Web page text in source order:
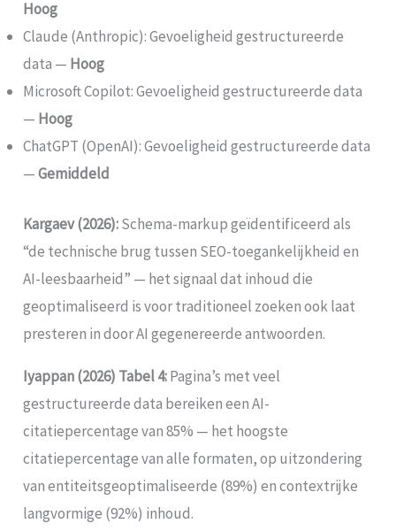
Hoog
Claude (Anthropic): Gevoeligheid gestructureerde
data — Hoog
Microsoft Copilot: Gevoeligheid gestructureerde data
— Hoog
ChatGPT (OpenAI): Gevoeligheid gestructureerde data
—Gemiddeld
Kargaev (2026):Schema-markup geïdentificeerd als
“de technische brug tussen SEO-toegankelijkheid en
AI-leesbaarheid” — het signaal dat inhoud die
geoptimaliseerd is voor traditioneel zoeken ook laat
presteren in door AI gegenereerde antwoorden.
Iyappan (2026) Tabel 4:Pagina’s met veel
gestructureerde data bereiken een AI-
citatiepercentage van 85% — het hoogste
citatiepercentage van alle formaten, op uitzondering
van entiteitsgeoptimaliseerde (89%) en contextrijke
langvormige (92%) inhoud.